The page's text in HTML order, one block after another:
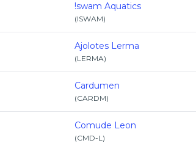
!swam Aquatics
(ISWAM)
Ajolotes Lerma
(LERMA)
Cardumen
(CARDM)
Comude Leon
(CMD-L)